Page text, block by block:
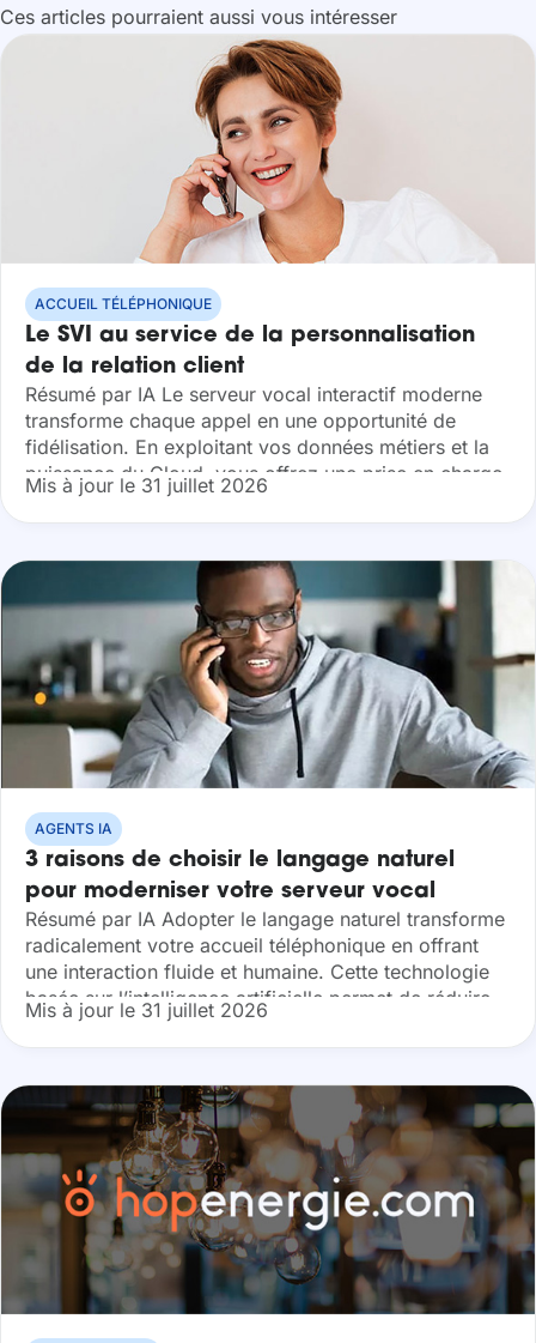
Ces articles pourraient aussi vous intéresser
ACCUEIL TÉLÉPHONIQUE
Le SVI au service de la personnalisation
de la relation client
Résumé par IA Le serveur vocal interactif moderne
transforme chaque appel en une opportunité de
fidélisation. En exploitant vos données métiers et la
puissance du Cloud, vous offrez une prise en charge
sur mesure qui booste...
Mis à jour le 31 juillet 2026
AGENTS IA
3 raisons de choisir le langage naturel
pour moderniser votre serveur vocal
interactif
Résumé par IA Adopter le langage naturel transforme
radicalement votre accueil téléphonique en offrant
une interaction fluide et humaine. Cette technologie
basée sur l’intelligence artificielle permet de réduire
vos coûts opérationnels tout en garantissant une
sécurité...
Mis à jour le 31 juillet 2026